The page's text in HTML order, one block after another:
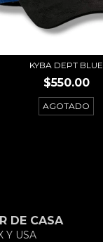
KYBA DEPT BLUE
$550.00
AGOTADO
DE CASA
Y USA